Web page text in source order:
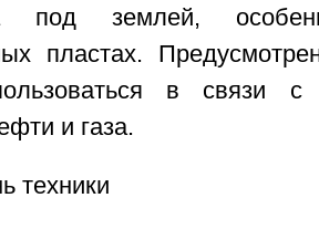
под землей,
пластах.
в связи с
и газа.
техники